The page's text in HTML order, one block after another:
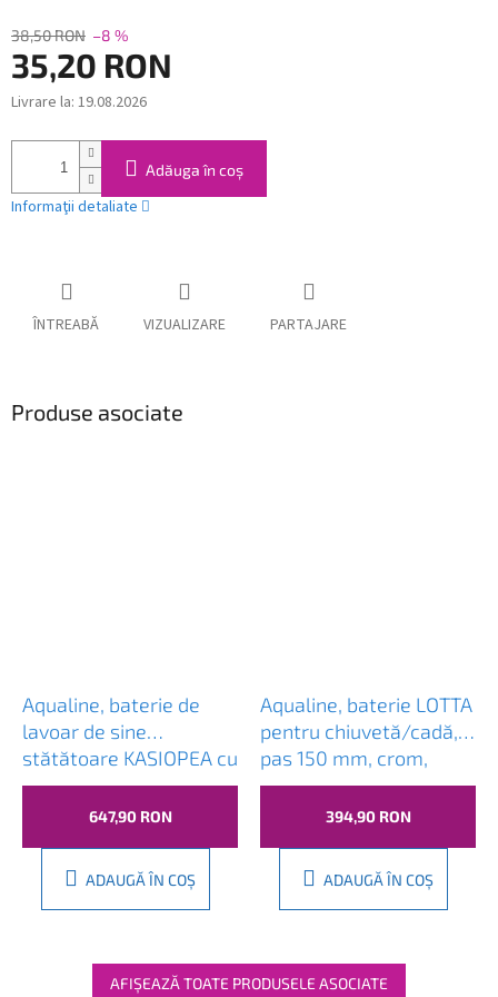
38,50 RON –8 %
35,20 RON
Evaluare
Livrare la: 19.08.2026
Adăuga în coş
Informaţii detaliate
ÎNTREABĂ VIZUALIZARE PARTAJARE
Produse asociate
Aqualine, baterie de
lavoar de sine
stătătoare KASIOPEA cu
întrerupător fără priză,
crom, 1107-04
647,90 RON
ADAUGĂ ÎN COŞ
Aqualine, baterie LOTTA
pentru chiuvetă/cadă,
pas 150 mm, crom,
LT640
394,90 RON
ADAUGĂ ÎN COŞ
AFIŞEAZĂ TOATE PRODUSELE ASOCIATE